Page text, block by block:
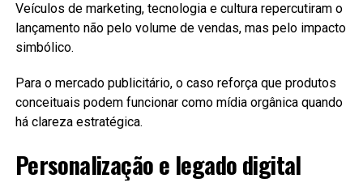
Veículos de marketing, tecnologia e cultura repercutiram o
lançamento não pelo volume de vendas, mas pelo impacto
simbólico.
Para o mercado publicitário, o caso reforça que produtos
conceituais podem funcionar como mídia orgânica quando
há clareza estratégica.
Personalização e legado digital